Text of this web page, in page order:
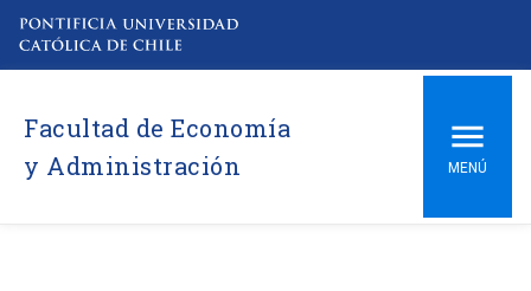
Facultad de Economía
y Administración
MENÚ